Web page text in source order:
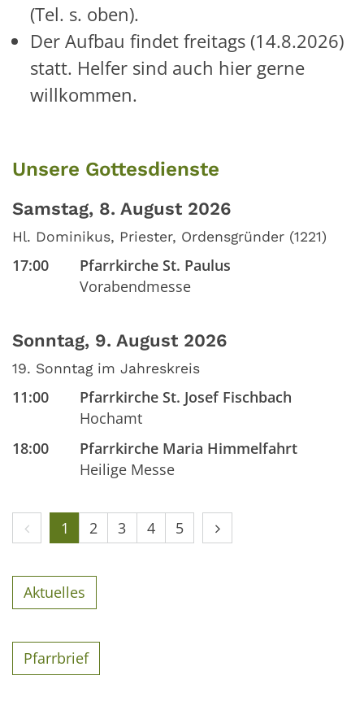
(Tel. s. oben).
Der Aufbau findet freitags (14.8.2026)
statt. Helfer sind auch hier gerne
willkommen.
Unsere Gottesdienste
Samstag, 8. August 2026
Hl. Dominikus, Priester, Ordensgründer (1221)
17:00
Pfarrkirche St. Paulus
Vorabendmesse
Sonntag, 9. August 2026
19. Sonntag im Jahreskreis
11:00
Pfarrkirche St. Josef Fischbach
Hochamt
18:00
Pfarrkirche Maria Himmelfahrt
Heilige Messe
Vorherige Seite
1 2 3 4 5 Nächste Seite
Aktuelles
Pfarrbrief